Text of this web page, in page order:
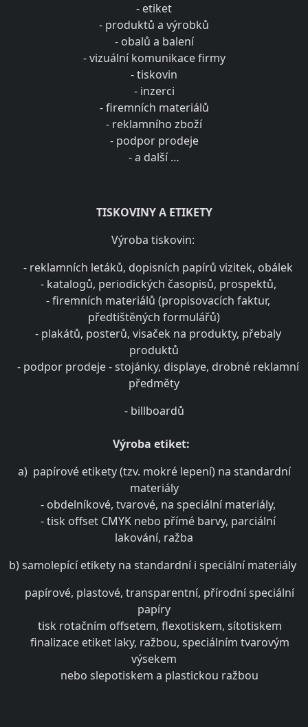
- etiket
- produktů a výrobků
- obalů a balení
- vizuální komunikace firmy
- tiskovin
- inzerci
- firemních materiálů
- reklamního zboží
- podpor prodeje
- a další …
TISKOVINY A ETIKETY
Výroba tiskovin:
- reklamních letáků, dopisních papírů vizitek, obálek
- katalogů, periodických časopisů, prospektů,
- firemních materiálů (propisovacích faktur,
předtištěných formulářů)
- plakátů, posterů, visaček na produkty, přebaly
produktů
- podpor prodeje - stojánky, displaye, drobné reklamní
předměty
- billboardů
Výroba etiket:
a) papírové etikety (tzv. mokré lepení) na standardní
materiály
- obdelníkové, tvarové, na speciální materiály,
- tisk offset CMYK nebo přímé barvy, parciální
lakování, ražba
b) samolepící etikety na standardní i speciální materiály
papírové, plastové, transparentní, přírodní speciální
papíry
tisk rotačním offsetem, flexotiskem, sítotiskem
finalizace etiket laky, ražbou, speciálním tvarovým
výsekem
nebo slepotiskem a plastickou ražbou